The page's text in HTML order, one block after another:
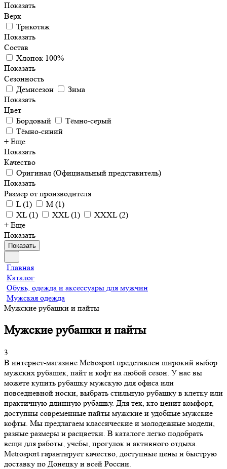
Показать
Верх
Трикотаж
Показать
Состав
Хлопок 100%
Показать
Сезонность
Демисезон
Зима
Показать
Цвет
Бордовый
Тёмно-серый
Тёмно-синий
+ Еще
Показать
Качество
Оригинал (Официальный представитель)
Показать
Размер от производителя
L(1) M (1)
XL(1) XXL(1) XXXL(2)
+ Еще
Показать
Показать
Главная
Каталог
Обувь, одежда и аксессуары для мужчин
Мужская одежда
Мужские рубашки и пайты
Мужские рубашки и пайты
3
В интернет-магазине Metrosport представлен широкий выбор
мужских рубашек, пайт и кофт на любой сезон. У нас вы
можете купить рубашку мужскую для офиса или
повседневной носки, выбрать стильную рубашку в клетку или
практичную длинную рубашку. Для тех, кто ценит комфорт,
доступны современные пайты мужские и удобные мужские
кофты. Мы предлагаем классические и молодежные модели,
разные размеры и расцветки. В каталоге легко подобрать
вещи для работы, учебы, прогулок и активного отдыха.
Metrosport гарантирует качество, доступные цены и быструю
доставку по Донецку и всей России.